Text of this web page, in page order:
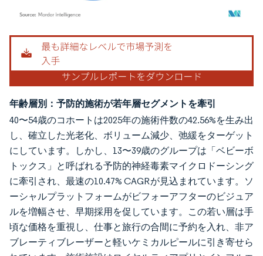
画像 © Mordor Intelligence。再利用にはCC BY 4.0の表示が必要です。
年齢層別：予防的施術が若年層セグメントを牽引
40〜54歳のコホートは2025年の施術件数の42.56%を生み出
し、確立した光老化、ボリューム減少、弛緩をターゲット
にしています。しかし、13〜39歳のグループは「ベビーボ
トックス」と呼ばれる予防的神経毒素マイクロドーシング
に牽引され、最速の10.47% CAGRが見込まれています。ソ
ーシャルプラットフォームがビフォーアフターのビジュア
ルを増幅させ、早期採用を促しています。この若い層は手
頃な価格を重視し、仕事と旅行の合間に予約を入れ、非ア
ブレーティブレーザーと軽いケミカルピールに引き寄せら